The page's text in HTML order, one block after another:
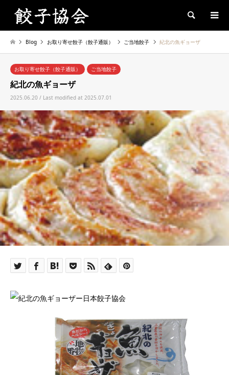
Search
Blog お取り寄せ餃子（餃子通販） ご当地餃子 紀北の魚ギョーザ
お取り寄せ餃子（餃子通販） ご当地餃子
紀北の魚ギョーザ
2025.06.20 / Last modified at 2025.07.01